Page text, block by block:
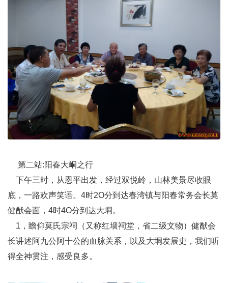
第二站:阳春大峒之行
下午三时，从恩平出发，经过双悦岭，山林美景尽收眼
底，一路欢声笑语。4时2O分到达春湾镇与阳春常务会长莫
健猷会面，4时4O分到达大垌。
1，瞻仰莫氏宗祠（又称红墙祠堂，省二级文物）健猷会
长讲述阿九公阿十公的血脉关系，以及大垌发展史，我们听
得全神贯注，感受良多。